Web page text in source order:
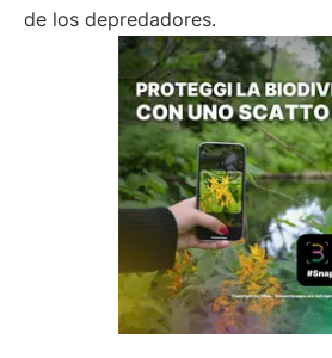
de los depredadores.